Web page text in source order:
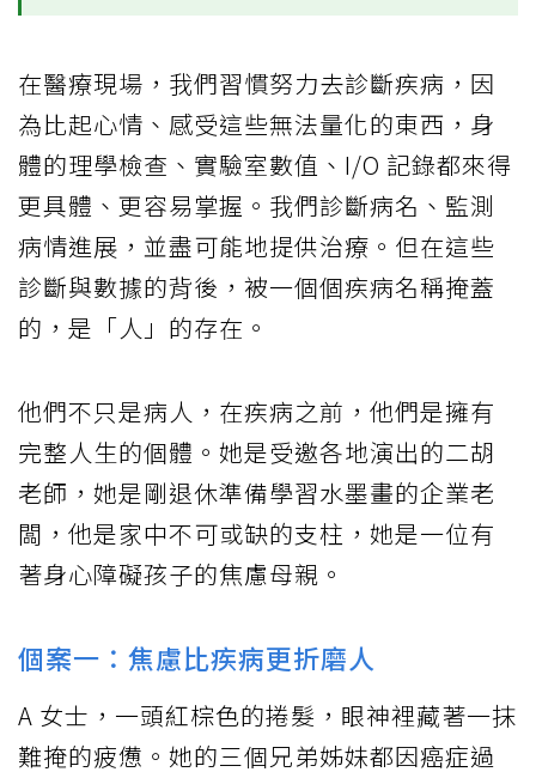
在醫療現場，我們習慣努力去診斷疾病，因
為比起心情、感受這些無法量化的東西，身
體的理學檢查、實驗室數值、I/O 記錄都來得
更具體、更容易掌握。我們診斷病名、監測
病情進展，並盡可能地提供治療。但在這些
診斷與數據的背後，被一個個疾病名稱掩蓋
的，是「人」的存在。
他們不只是病人，在疾病之前，他們是擁有
完整人生的個體。她是受邀各地演出的二胡
老師，她是剛退休準備學習水墨畫的企業老
闆，他是家中不可或缺的支柱，她是一位有
著身心障礙孩子的焦慮母親。
個案一：焦慮比疾病更折磨人
A 女士，一頭紅棕色的捲髮，眼神裡藏著一抹
難掩的疲憊。她的三個兄弟姊妹都因癌症過